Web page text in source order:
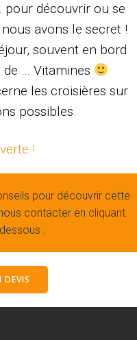
découvrir ou se
avons le secret !
souvent en bord
… Vitamines
les croisières sur
possibles.
!
pour découvrir cette
contacter en cliquant
:
DEVIS